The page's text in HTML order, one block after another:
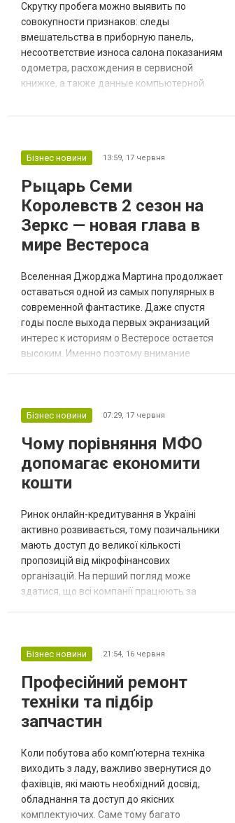
Скрутку пробега можно выявить по
совокупности признаков: следы
вмешательства в приборную панель,
несоответствие износа салона показаниям
одометра, расхождения в сервисной
книжке, а также данные компьютерной
комплексе. На вторичном рынке Украины
автомобилей имеют призн...
Бізнес новини 13:59, 17 червня
Рыцарь Семи
Королевств 2 сезон на
Зеркс — новая глава в
мире Вестероса
Вселенная Джорджа Мартина продолжает
оставаться одной из самых популярных в
современной фантастике. Даже спустя
годы после выхода первых экранизаций
интерес к историям о Вестеросе остается
высоким. Именно поэтому внимание
сериал отличается от многих других
масштабных войн и борьбы за трон, зато
больше внимания уделяется пу...
Бізнес новини 07:29, 17 червня
Чому порівняння МФО
допомагає економити
кошти
Ринок онлайн-кредитування в Україні
активно розвивається, тому позичальники
мають доступ до великої кількості
пропозицій від мікрофінансових
організацій. На перший погляд може
здатися, що всі компанії працюють за
перед оформленням позики варто
варіантів. Такий підхід допомагає не лише
знайти вигідніші умови,...
Бізнес новини 21:54, 16 червня
Професійний ремонт
техніки та підбір
запчастин
Коли побутова або комп’ютерна техніка
виходить з ладу, важливо звернутися до
фахівців, які мають необхідний досвід,
обладнання та доступ до якісних
комплектуючих. Саме тому багато